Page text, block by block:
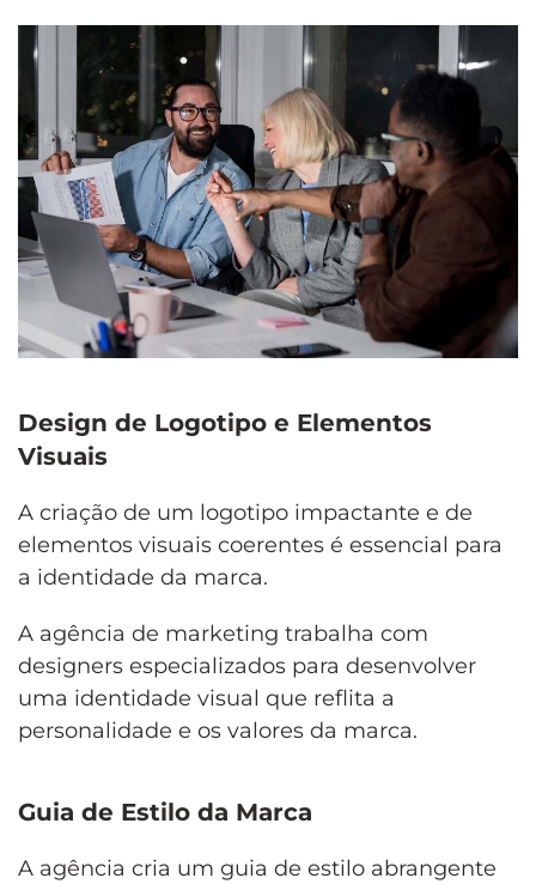
Design de Logotipo e Elementos
Visuais
A criação de um logotipo impactante e de
elementos visuais coerentes é essencial para
a identidade da marca.
A agência de marketing trabalha com
designers especializados para desenvolver
uma identidade visual que reflita a
personalidade e os valores da marca.
Guia de Estilo da Marca
A agência cria um guia de estilo abrangente